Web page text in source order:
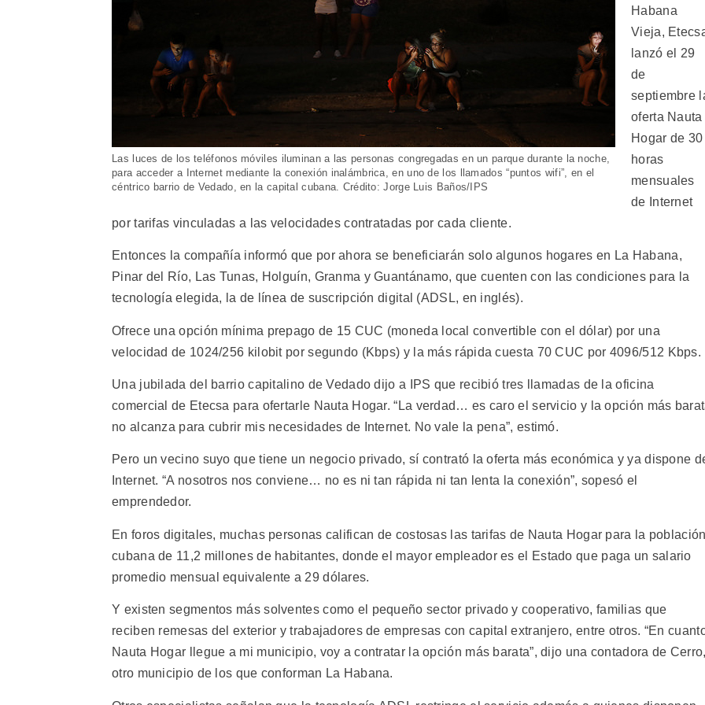
Las luces de los teléfonos móviles iluminan a las personas congregadas en un parque durante la noche,
para acceder a Internet mediante la conexión inalámbrica, en uno de los llamados “puntos wifi”, en el
céntrico barrio de Vedado, en la capital cubana. Crédito: Jorge Luis Baños/IPS
Habana
Vieja,
lanzó el 29
de
septiembre
oferta Nauta
Hogar de 30
horas
mensuales
de Internet
por tarifas vinculadas a las velocidades contratadas por cada cliente.
Entonces la compañía informó que por ahora se beneficiarán solo algunos hogares en La Habana,
Pinar del Río, Las Tunas, Holguín, Granma y Guantánamo, que cuenten con las condiciones para la
tecnología elegida, la de línea de suscripción digital (ADSL, en inglés).
Ofrece una opción mínima prepago de 15 CUC (moneda local convertible con el dólar) por una
velocidad de 1024/256 kilobit por segundo (Kbps) y la más rápida cuesta 70 CUC por 4096/512 Kbps.
Una jubilada del barrio capitalino de Vedado dijo a IPS que recibió tres llamadas de la oficina
comercial de Etecsa para ofertarle Nauta Hogar. “La verdad… es caro el servicio y la opción más
no alcanza para cubrir mis necesidades de Internet. No vale la pena”, estimó.
Pero un vecino suyo que tiene un negocio privado, sí contrató la oferta más económica y ya dispone
Internet. “A nosotros nos conviene… no es ni tan rápida ni tan lenta la conexión”, sopesó el
emprendedor.
En foros digitales, muchas personas califican de costosas las tarifas de Nauta Hogar para la
cubana de 11,2 millones de habitantes, donde el mayor empleador es el Estado que paga un salario
promedio mensual equivalente a 29 dólares.
Y existen segmentos más solventes como el pequeño sector privado y cooperativo, familias que
reciben remesas del exterior y trabajadores de empresas con capital extranjero, entre otros. “En
Nauta Hogar llegue a mi municipio, voy a contratar la opción más barata”, dijo una contadora de
otro municipio de los que conforman La Habana.